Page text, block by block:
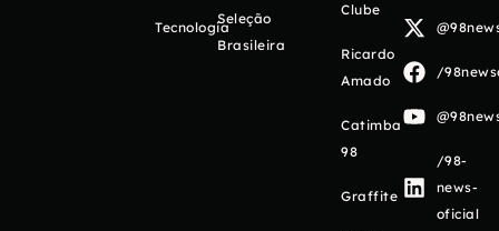
Tecnologia
Seleção
Brasileira
Clube
Ricardo
Amado
Catimba
98
Graffite
/
/98-
news-
oficial